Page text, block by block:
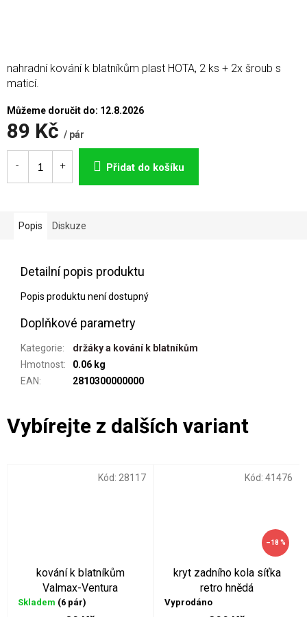
89 Kč / pár
Měrná
cena:
Můžeme doručit do: 12.8.2026
Přidat do košíku
nahradní kování k blatníkům plast HOTA, 2 ks + 2x šroub s
maticí.
Popis Diskuze
Detailní popis produktu
Popis produktu není dostupný
Doplňkové parametry
Kategorie:
držáky a kování k blatníkům
Hmotnost:
0.06 kg
EAN: 2810300000000
kování k blatníkům
Valmax-Ventura
Skladem (6 pár)
Kód: 28117
–18 %
kryt zadního kola síťka
retro hnědá
Vyprodáno
Kód: 41476